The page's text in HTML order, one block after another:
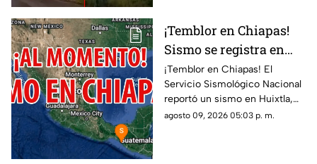
¡Temblor en Chiapas!
Sismo se registra en
Huixtla HOY: epicentro
y magnitud
¡Temblor en Chiapas! El
Servicio Sismológico Nacional
reportó un sismo en Huixtla,
Chiapas. Aquí te contamos
agosto 09, 2026 05:03 p. m.